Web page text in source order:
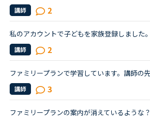
講師 2
講師 2
講師 3
ファミリープランの案内が消えているような？